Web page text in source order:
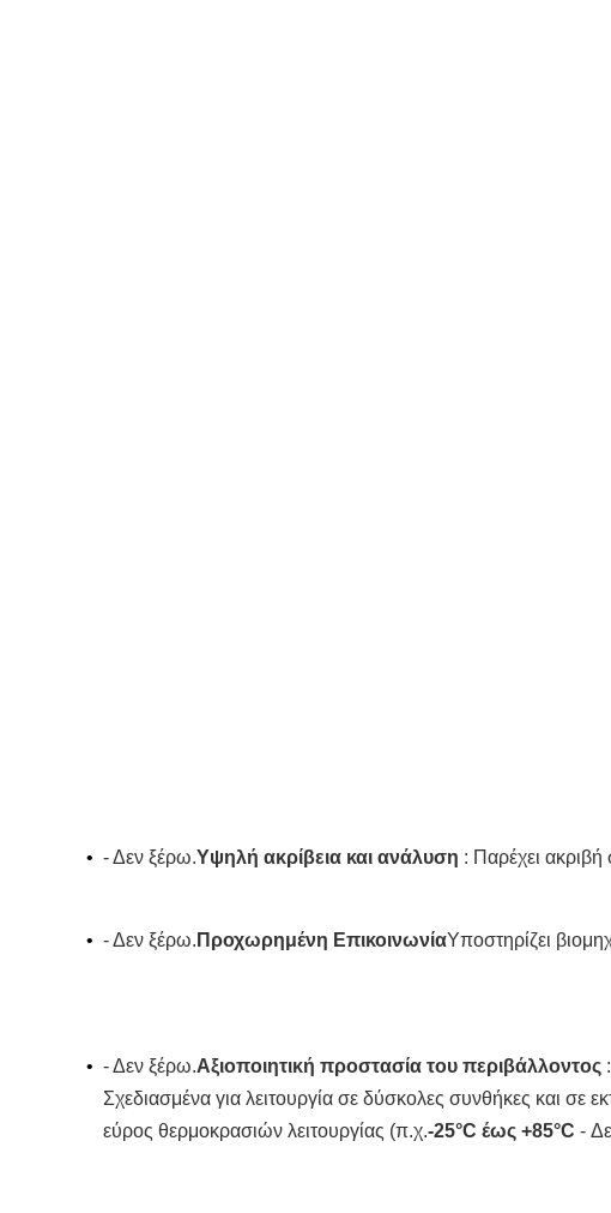
• - Δεν ξέρω.Υψηλή ακρίβεια και ανάλυση : Παρέχει
• - Δεν ξέρω. Προχωρημένη ΕπικοινωνίαΥποστηρίζει
• - Δεν ξέρω.Αξιοποιητική προστασία του περιβάλλοντος :
Σχεδιασμένα για λειτουργία σε δύσκολες συνθήκες και σε
εύρος θερμοκρασιών λειτουργίας (π.χ.-25°C έως +85°C -